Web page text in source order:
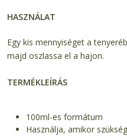
HASZNÁLAT
Egy kis mennyiséget a
majd oszlassa el a hajon.
TERMÉKLEÍRÁS
100ml-es formátum
Használja, amikor